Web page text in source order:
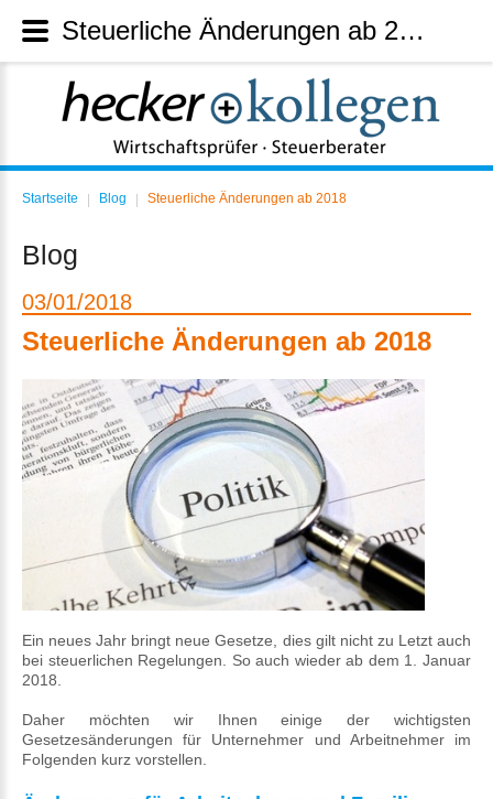
Startseite | Blog | Steuerliche Änderungen ab 2018
Blog
03 01 2018
Steuerliche Änderungen ab 2018
Ein neues Jahr bringt neue Gesetze, dies gilt nicht zu Letzt auch
bei steuerlichen Regelungen. So auch wieder ab dem 1. Januar
2018.
Daher möchten wir Ihnen einige der wichtigsten
Gesetzesänderungen für Unternehmer und Arbeitnehmer im
Folgenden kurz vorstellen.
Steuerliche Änderungen ab 2018